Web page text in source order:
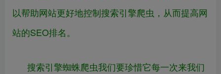
以帮助网站更好地控制搜索引擎爬虫，从而提高网
站的SEO排名。
搜索引擎蜘蛛爬虫我们要珍惜它每一次来我们